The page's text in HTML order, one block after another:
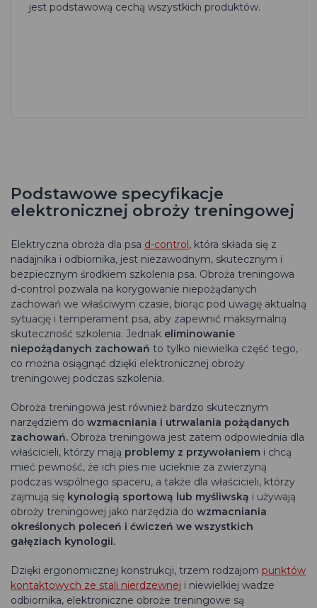
jest podstawową cechą wszystkich produktów.
Podstawowe specyfikacje
elektronicznej obroży treningowej
Elektryczna obroża dla psa d-control, która składa się z
nadajnika i odbiornika, jest niezawodnym, skutecznym i
bezpiecznym środkiem szkolenia psa. Obroża treningowa
d-control pozwala na korygowanie niepożądanych
zachowań we właściwym czasie, biorąc pod uwagę aktualną
sytuację i temperament psa, aby zapewnić maksymalną
skuteczność szkolenia. Jednak eliminowanie
niepożądanych zachowań to tylko niewielka część tego,
co można osiągnąć dzięki elektronicznej obroży
treningowej podczas szkolenia.
Obroża treningowa jest również bardzo skutecznym
narzędziem do wzmacniania i utrwalania pożądanych
zachowań. Obroża treningowa jest zatem odpowiednia dla
właścicieli, którzy mają problemy z przywołaniem i chcą
mieć pewność, że ich pies nie ucieknie za zwierzyną
podczas wspólnego spaceru, a także dla właścicieli, którzy
zajmują się kynologią sportową lub myśliwską i używają
obroży treningowej jako narzędzia do wzmacniania
określonych poleceń i ćwiczeń we wszystkich
gałęziach kynologii.
Dzięki ergonomicznej konstrukcji, trzem rodzajom punktów
kontaktowych ze stali nierdzewnej i niewielkiej wadze
odbiornika, elektroniczne obroże treningowe są